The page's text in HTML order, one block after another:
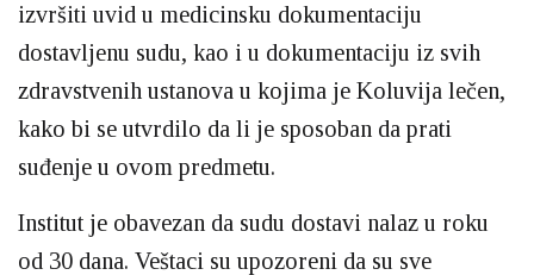
izvršiti uvid u medicinsku dokumentaciju
dostavljenu sudu, kao i u dokumentaciju iz svih
zdravstvenih ustanova u kojima je Koluvija lečen,
kako bi se utvrdilo da li je sposoban da prati
suđenje u ovom predmetu.
Institut je obavezan da sudu dostavi nalaz u roku
od 30 dana. Veštaci su upozoreni da su sve